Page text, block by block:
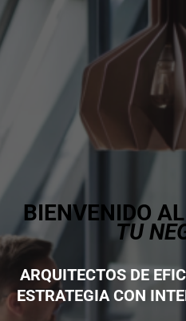
BIENVENIDO
TU
ARQUITECTOS DE
ESTRATEGIA CON